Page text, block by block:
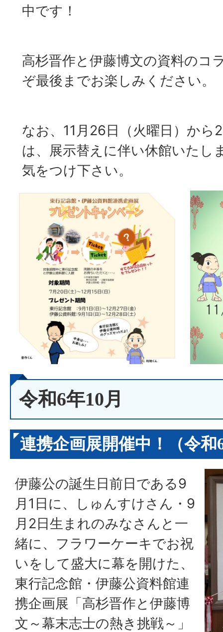
中です！
高杉晋作と伊藤博文の資料のコ
ぞ最後までお楽しみください。
なお、11月26日（火曜日）から
は、展示替えに伴い休館いたし
気をつけ下さい。
令和6年10月
連携企画展開催中！（令和
伊藤公の誕生日前日である9
月1日に、しゅんすけさん・9
月2日生まれのみなさんと一
緒に、フラワーケーキでお祝
いをして盛大に幕を開けた、
東行記念館・伊藤公資料館連
携企画展「高杉晋作と伊藤博
文～幕末志士の熱き挑戦～」